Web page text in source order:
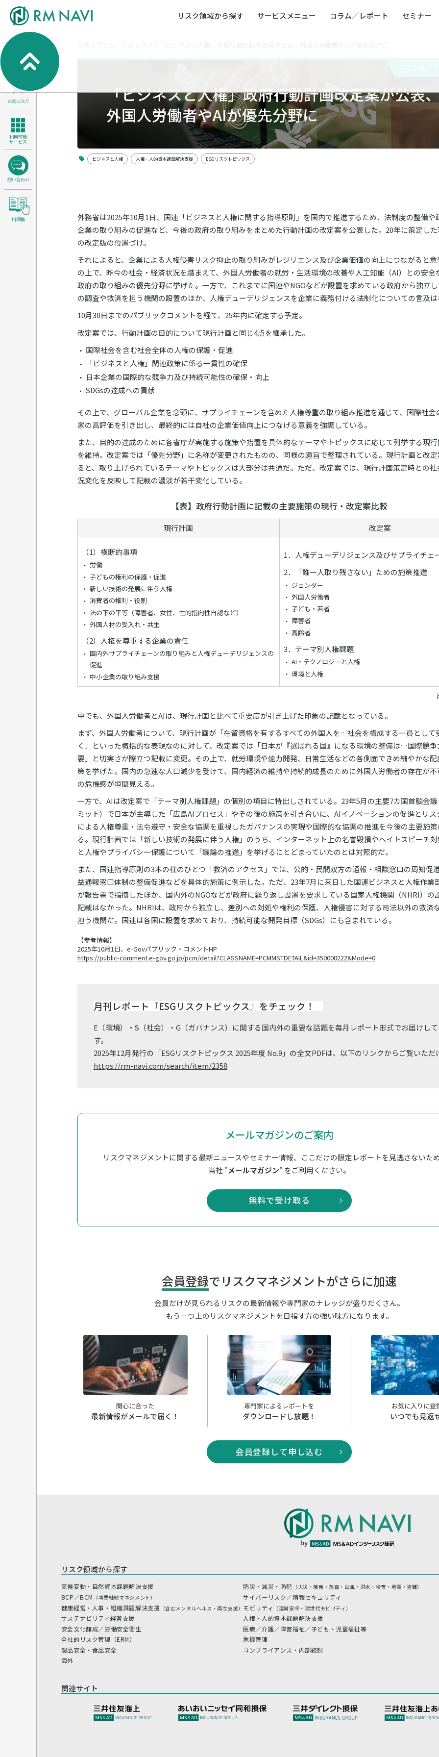
リスク領域から探す サービスメニュー コラム／レポート セミナー
サステナビリティ経営支援
人権・人的資本課題解決支援
安全文
医療／介護／障害福祉／子ども・児童福祉等
全社的リスク管理（ERM）
危機管理
製品安全・食品安全
コンプライアンス・内部統制
検索
お気に入り
利用可能
サービス
問い合わせ
用語集
「ビジネスと人権」政府行動計画改定案が公表
外国人労働者やAIが優先分野に
ビジネスと人権 人権・人的資本課題解決支援 ESGリスクトピックス
外務省は2025年10月1日、国連「ビジネスと人権に関する指導原則」を国内で推進するため、法制度の整備や
企業の取り組みの促進など、今後の政府の取り組みをまとめた行動計画の改定案を公表した。20年に策定し
の改定版の位置づけ。
それによると、企業による人権侵害リスク抑止の取り組みがレジリエンス及び企業価値の向上につながると
の上で、昨今の社会・経済状況を踏まえて、外国人労働者の就労・生活環境の改善や人工知能（AI）との安全
政府の取り組みの優先分野に挙げた。一方で、これまでに国連やNGOなどが設置を求めている政府から独立
の調査や救済を担う機関の設置のほか、人権デューデリジェンスを企業に義務付ける法制化についての言及
10月30日までのパブリックコメントを経て、25年内に確定する予定。
改定案では、行動計画の目的について現行計画と同じ4点を継承した。
国際社会を含む社会全体の人権の保護・促進
「ビジネスと人権」関連政策に係る一貫性の確保
日本企業の国際的な競争力及び持続可能性の確保・向上
SDGsの達成への貢献
その上で、グローバル企業を念頭に、サプライチェーンを含めた人権尊重の取り組み推進を通じて、国際社会
家の高評価を引き出し、最終的には自社の企業価値向上につなげる意義を強調している。
また、目的の達成のために各省庁が実施する施策や措置を具体的なテーマやトピックスに応じて列挙する現
を維持。改定案では「優先分野」に名称が変更されたものの、同様の趣旨で整理されている。現行計画と改
ると、取り上げられているテーマやトピックスは大部分は共通だ。ただ、改定案では、現行計画策定時との
況変化を反映して記載の濃淡が若干変化している。
【表】政府行動計画に記載の主要施策の現行・改定案比較
現行計画 改定案
（1）横断的事項
労働
子どもの権利の保護・促進
新しい技術の発展に伴う人権
消費者の権利・役割
法の下の平等（障害者、女性、性的指向性自認など）
外国人材の受入れ・共生
（2）人権を尊重する企業の責任
国内外サプライチェーンの取り組みと人権デューデリジェンスの
促進
中小企業の取り組み支援
1．人権デューデリジェンス及びサプライチェ
2．「誰一人取り残さない」ための施策推進
ジェンダー
外国人労働者
子ども・若者
障害者
高齢者
3．テーマ別人権課題
AI・テクノロジーと人権
環境と人権
中でも、外国人労働者とAIは、現行計画と比べて重要度が引き上げた印象の記載となっている。
まず、外国人労働者について、現行計画が「在留資格を有するすべての外国人を…社会を構成する一員として
く」といった概括的な表現なのに対して、改定案では「日本が『選ばれる国』になる環境の整備は…国際競
要」と切実さが際立つ記載に変更。その上で、就労環境や能力開発、日常生活などの各側面できめ細やかな
策を挙げた。国内の急速な人口減少を受けて、国内経済の維持や持続的成長のために外国人労働者の存在が
の危機感が垣間見える。
一方で、AIは改定案で「テーマ別人権課題」の個別の項目に特出しされている。23年5月の主要7カ国首脳会
ミット）で日本が主導した「広島AIプロセス」やその後の施策を引き合いに、AIイノベーションの促進とリ
による人権尊重・法令遵守・安全な協調を重視したガバナンスの実現や国際的な協調の推進を今後の主要施
る。現行計画では「新しい技術の発展に伴う人権」のうち、インターネット上の名誉毀損やヘイトスピーチ
と人権やプライバシー保護について「議論の推進」を挙げるにとどまっていたのとは対照的だ。
また、国連指導原則の3本の柱のひとつ「救済のアクセス」では、公的・民間双方の通報・相談窓口の周知促
益通報窓口体制の整備促進などを具体的施策に例示した。ただ、23年7月に来日した国連ビジネスと人権作業
が報告書で指摘したほか、国内外のNGOなどが政府に繰り返し設置を要求している国家人権機関（NHRI）の
記載はなかった。NHRIは、政府から独立し、差別への対処や権利の保護、人権侵害に対する司法以外の救済
担う機関だ。国連は各国に設置を求めており、持続可能な開発目標（SDGs）にも含まれている。
【参考情報】
2025年10月1日、e-Govパブリック・コメントHP
https://public-comment.e-gov.go.jp/pcm/detail?CLASSNAME=PCMMSTDETAIL&id=350000222&Mode=0
月刊レポート『ESGリスクトピックス』をチェック！
E（環境）・S（社会）・G（ガバナンス）に関する国内外の重要な話題を毎月レポート形式でお届けし
す。
2025年12月発行の「ESGリスクトピックス 2025年度 No.9」の全文PDFは、以下のリンクからご覧いただ
https://rm-navi.com/search/item/2358
メールマガジンのご案内
リスクマネジメントに関する最新ニュースやセミナー情報、ここだけの限定レポートを見逃さないた
当社 "メールマガジン" をご利用ください。
無料で受け取る
会員登録でリスクマネジメントがさらに加速
会員だけが見られるリスクの最新情報や専門家のナレッジが盛りだくさん。
もう一つ上のリスクマネジメントを目指す方の強い味方になります。
関心に合った
最新情報がメールで届く！
専門家によるレポートを
ダウンロードし放題！
お気に入りに登
いつでも見返
会員登録して申し込む
by
リスク領域から探す
気候変動・自然資本課題解決支援
BCP／BCM （事業継続マネジメント）
健康経営・人事・組織課題解決支援 （含むメンタルヘルス・両立支援）
サステナビリティ経営支援
安全文化醸成／労働安全衛生
全社的リスク管理（ERM）
製品安全・食品安全
海外
防災・減災・防犯 （火災・爆発・落雷・台風・洪水・積雪・地震・盗難）
サイバーリスク／情報セキュリティ
モビリティ （運輸安全・次世代モビリティ）
人権・人的資本課題解決支援
医療／介護／障害福祉／子ども・児童福祉等
危機管理
コンプライアンス・内部統制
関連サイト